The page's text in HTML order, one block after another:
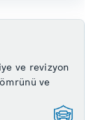
ve revizyon
ve